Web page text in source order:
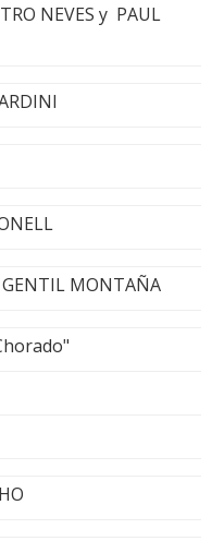
NEVES y PAUL
MONTAÑA